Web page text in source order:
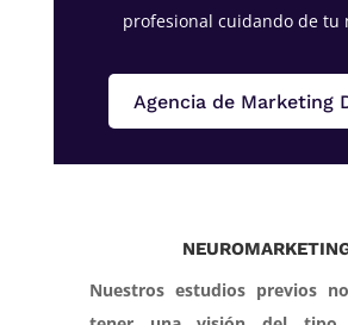
profesional cuidando de tu
Agencia de Marketing
Nuestros estudios previos